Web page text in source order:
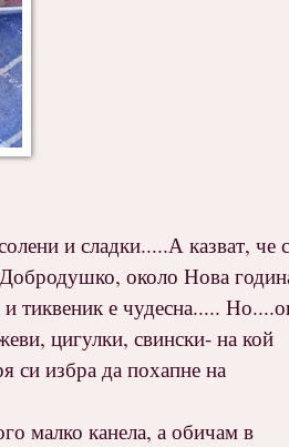
и сладки.....А казват, че
около Нова
и тиквеник е чудесна.....
цигулки, свински- на кой
си избра да похапне на
малко канела, а обичам в